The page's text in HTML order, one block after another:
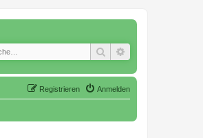
Suche
Anmelden
Registrieren